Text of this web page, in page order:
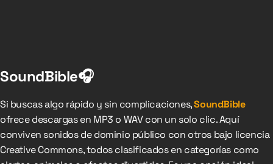
SoundBible🎧
Si buscas algo rápido y sin complicaciones,SoundBible
ofrece descargas en MP3 o WAV con un solo clic. Aquí
conviven sonidos de dominio público con otros bajo licencia
Creative Commons, todos clasificados en categorías como